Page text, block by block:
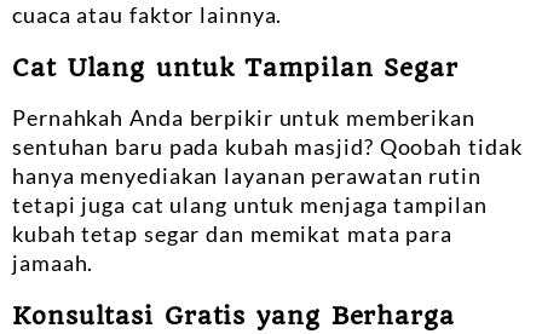
cuaca atau faktor lainnya.
Cat Ulang untuk Tampilan Segar
Pernahkah Anda berpikir untuk memberikan
sentuhan baru pada kubah masjid? Qoobah tidak
hanya menyediakan layanan perawatan rutin
tetapi juga cat ulang untuk menjaga tampilan
kubah tetap segar dan memikat mata para
jamaah.
Konsultasi Gratis yang Berharga